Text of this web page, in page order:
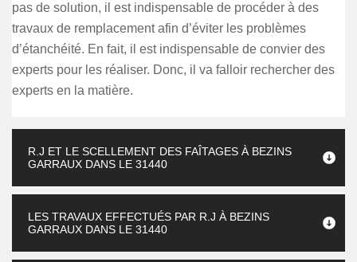
pas de solution, il est indispensable de procéder à des
travaux de remplacement afin d’éviter les problèmes
d’étanchéité. En fait, il est indispensable de convier des
experts pour les réaliser. Donc, il va falloir rechercher des
experts en la matière.
R.J ET LE SCELLEMENT DES FAÎTAGES À BEZINS
GARRAUX DANS LE 31440
LES TRAVAUX EFFECTUÉS PAR R.J À BEZINS
GARRAUX DANS LE 31440